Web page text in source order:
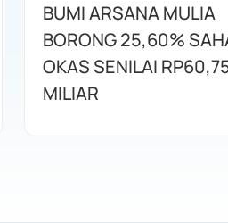
BUMI ARSANA MULIA
BORONG 25,60%
OKAS SENILAI
MILIAR